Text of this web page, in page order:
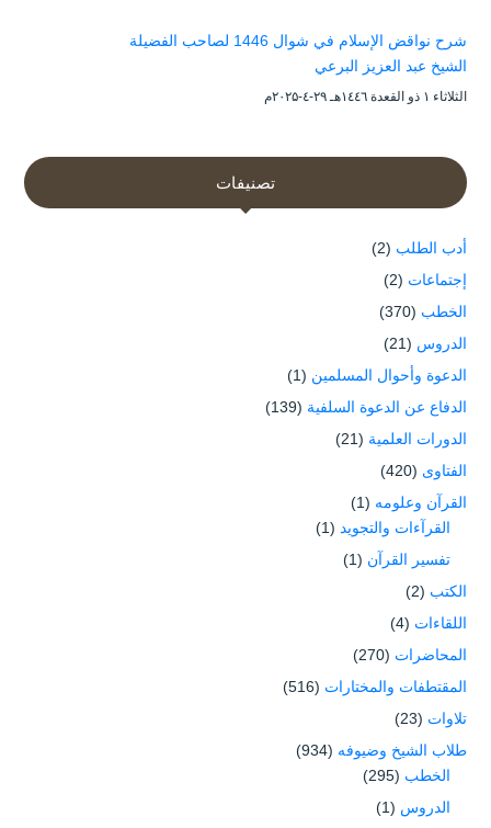
شرح نواقض الإسلام في شوال 1446 لصاحب الفضيلة
الشيخ عبد العزيز البرعي
الثلاثاء ۱ ذو القعدة ۱٤٤٦هـ ۲۹-٤-۲۰۲۵م
تصنيفات
أدب الطلب (2)
إجتماعات (2)
الخطب (370)
الدروس (21)
الدعوة وأحوال المسلمين (1)
الدفاع عن الدعوة السلفية (139)
الدورات العلمية (21)
الفتاوى (420)
القرآن وعلومه (1)
القرآءات والتجويد (1)
تفسير القرآن (1)
الكتب (2)
اللقاءات (4)
المحاضرات (270)
المقتطفات والمختارات (516)
تلاوات (23)
طلاب الشيخ وضيوفه (934)
الخطب (295)
الدروس (1)